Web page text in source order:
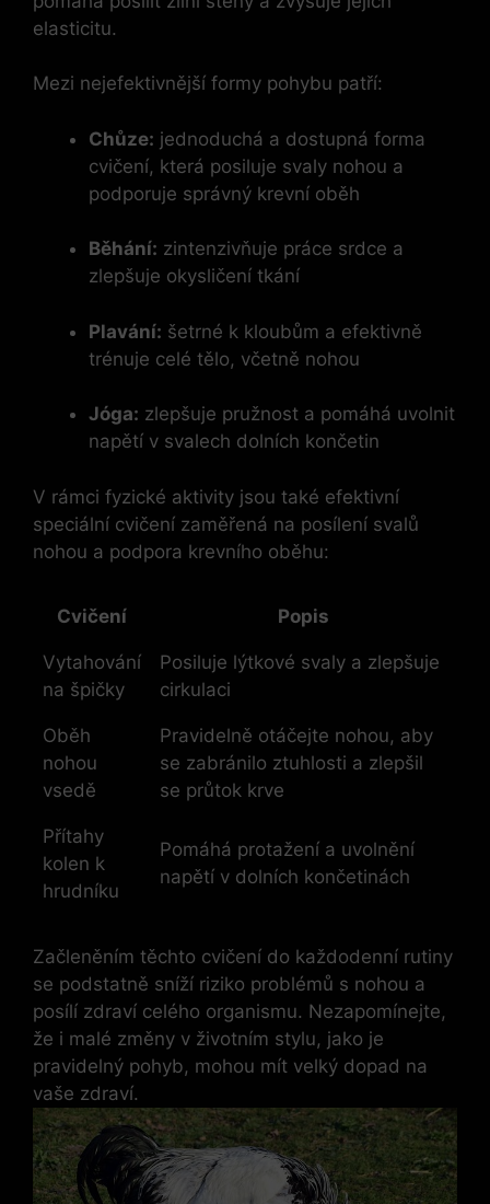
elasticitu.
Mezi nejefektivnější formy pohybu patří:
Chůze: jednoduchá a dostupná forma
cvičení, která posiluje svaly nohou a
podporuje správný krevní oběh
Běhání: zintenzivňuje práce srdce a
zlepšuje okysličení tkání
Plavání: šetrné k kloubům a efektivně
trénuje celé tělo, včetně nohou
Jóga: zlepšuje pružnost a pomáhá uvolnit
napětí v svalech dolních končetin
V rámci fyzické aktivity jsou také efektivní
speciální cvičení zaměřená na posílení svalů
nohou a podpora krevního oběhu:
Cvičení Popis
Vytahování
na špičky
Posiluje lýtkové svaly a zlepšuje
cirkulaci
Oběh
nohou
vsedě
Pravidelně otáčejte nohou, aby
se zabránilo ztuhlosti a zlepšil
se průtok krve
Přítahy
kolen k
hrudníku
Pomáhá protažení a uvolnění
napětí v dolních končetinách
Začleněním těchto cvičení do každodenní rutiny
se podstatně sníží riziko problémů s nohou a
posílí zdraví celého organismu. Nezapomínejte,
že i malé změny v životním stylu, jako je
pravidelný pohyb, mohou mít velký dopad na
vaše zdraví.